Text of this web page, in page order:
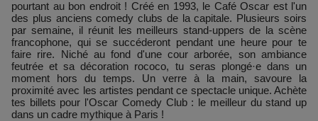
pourtant au bon endroit ! Créé en 1993, le Café Oscar est l'un
des plus anciens comedy clubs de la capitale. Plusieurs soirs
par semaine, il réunit les meilleurs stand-uppers de la scène
francophone, qui se succéderont pendant une heure pour te
faire rire. Niché au fond d'une cour arborée, son ambiance
feutrée et sa décoration rococo, tu seras plongé·e dans un
moment hors du temps. Un verre à la main, savoure la
proximité avec les artistes pendant ce spectacle unique. Achète
tes billets pour l'Oscar Comedy Club : le meilleur du stand up
dans un cadre mythique à Paris !